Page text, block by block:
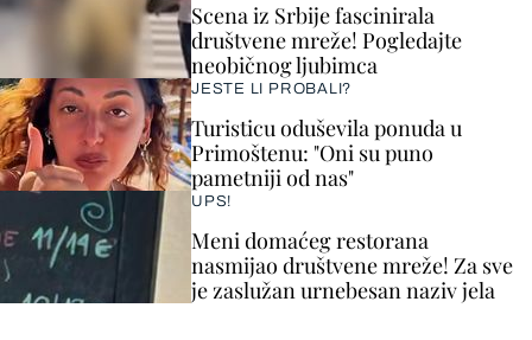
Scena iz Srbije fascinirala
društvene mreže! Pogledajte
neobičnog ljubimca
JESTE LI PROBALI?
Turisticu oduševila ponuda u
Primoštenu: "Oni su puno
pametniji od nas"
UPS!
Meni domaćeg restorana
nasmijao društvene mreže! Za sve
je zaslužan urnebesan naziv jela